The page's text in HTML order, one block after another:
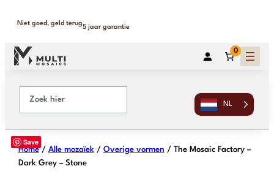
Binnen 1-2 werkdagen geleverd
365 dagen retour
0
NL
Save
Home/ Alle mozaïek/ Overige vormen / The Mosaic Factory –
Dark Grey – Stone